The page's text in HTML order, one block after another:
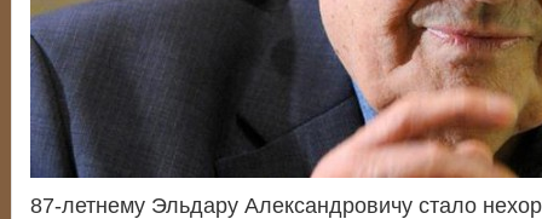
87-летнему Эльдару Александровичу стало